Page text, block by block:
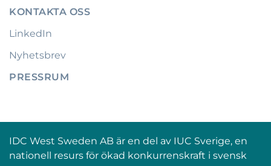
KONTAKTA OSS
LinkedIn
Nyhetsbrev
PRESSRUM
IDC West Sweden AB är en del av IUC Sverige, en
nationell resurs för ökad konkurrenskraft i svensk